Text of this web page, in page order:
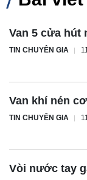
Van 5 cửa hút
TIN CHUYÊN GIA
Van khí nén cơ
TIN CHUYÊN GIA
Vòi nước tay